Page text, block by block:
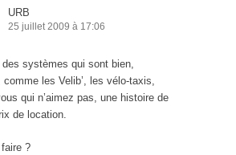
URB
25 juillet 2009 à 17:06
des systèmes qui sont bien,
les Velib’, les vélo-taxis,
qui n’aimez pas, une histoire de
de location.
?